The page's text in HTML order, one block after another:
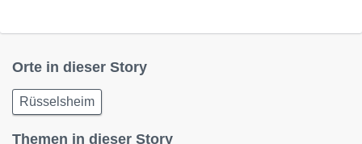
Orte in dieser Story
Rüsselsheim
Themen in dieser Story